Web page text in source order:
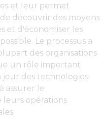
et leur permet
découvrir des moyens
et d'économiser les
Le processus a
des organisations
un rôle important
jour des technologies
assurer le
opérations